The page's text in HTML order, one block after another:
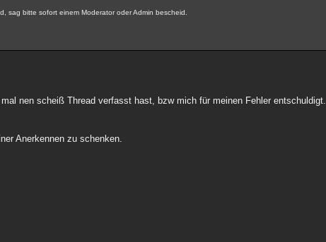
sag bitte sofort einem Moderator oder Admin bescheid.
nen scheiß Thread verfasst hast, bzw mich für meinen Fehler entschuldigt.
Anerkennen zu schenken.